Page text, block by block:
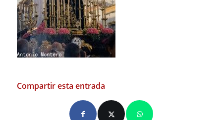
Compartir esta entrada